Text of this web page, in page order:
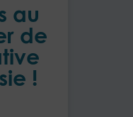
au
de
!